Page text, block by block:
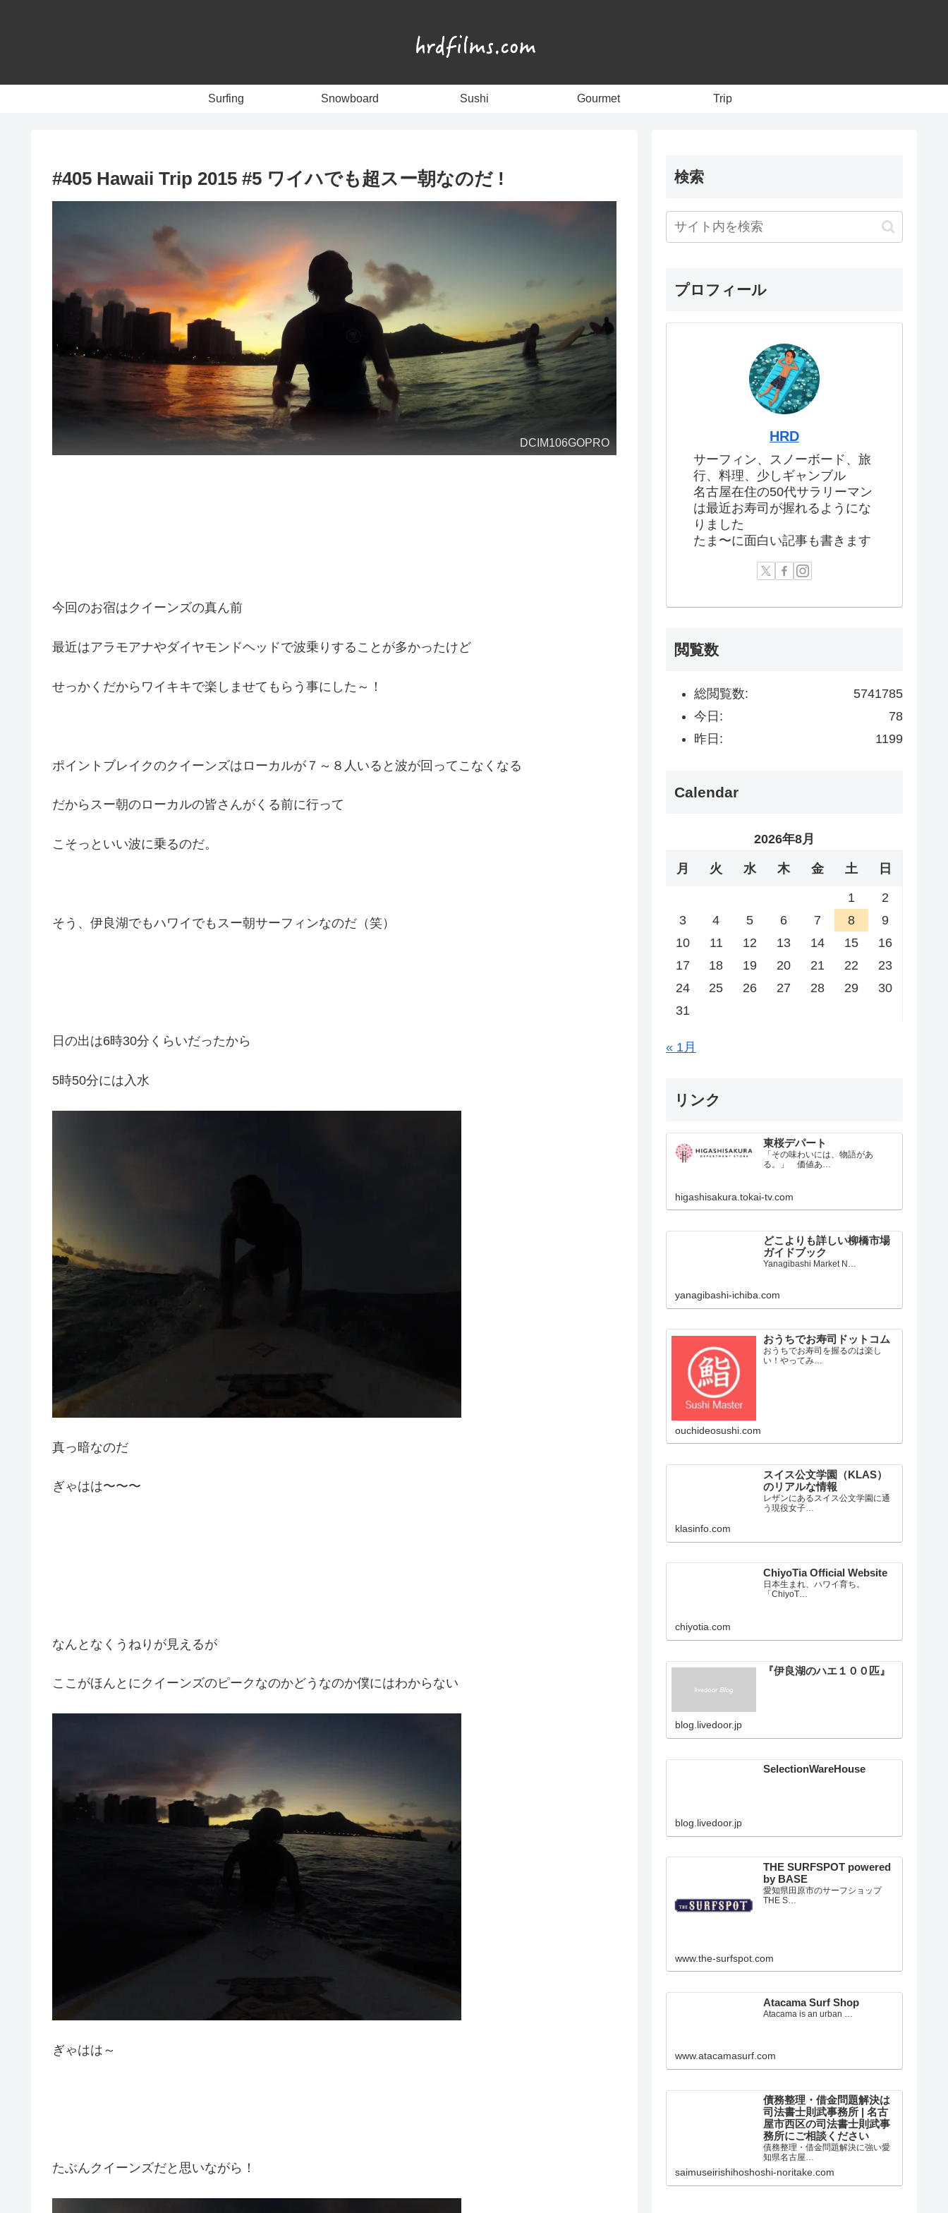
Surfing Snowboard Sushi Gourmet Trip
#405 Hawaii Trip 2015 #5 ワイハでも超スー朝なのだ !
DCIM106GOPRO
今回のお宿はクイーンズの真ん前
最近はアラモアナやダイヤモンドヘッドで波乗りすることが多かったけど
せっかくだからワイキキで楽しませてもらう事にした～！
ポイントブレイクのクイーンズはローカルが７～８人いると波が回ってこなくなる
だからスー朝のローカルの皆さんがくる前に行って
こそっといい波に乗るのだ。
そう、伊良湖でもハワイでもスー朝サーフィンなのだ（笑）
日の出は6時30分くらいだったから
5時50分には入水
真っ暗なのだ
ぎゃはは〜〜〜
なんとなくうねりが見えるが
ここがほんとにクイーンズのピークなのかどうなのか僕にはわからない
ぎゃはは～
たぶんクイーンズだと思いながら！
検索
プロフィール
HRD
サーフィン、スノーボード、旅
行、料理、少しギャンブル
名古屋在住の50代サラリーマン
は最近お寿司が握れるようにな
りました
たま〜に面白い記事も書きます
閲覧数
5741785
総閲覧数:
78
今日:
1199
昨日:
Calendar
2026年8月
月 火 水 木 金 土 日
1
2
3
4 5 6 7 8
9
10
11 12 13 14 15
16
17
18 19 20 21 22
23
24
25 26 27 28 29
30
31
« 1月
リンク
東桜デパート
「その味わいには、物語があ
る。」 価値あ…
higashisakura.tokai-tv.com
どこよりも詳しい柳橋市場
ガイドブック
Yanagibashi Market N…
yanagibashi-ichiba.com
おうちでお寿司ドットコム
おうちでお寿司を握るのは楽し
ouchideosushi.com
スイス公文学園（KLAS）
のリアルな情報
レザンにあるスイス公文学園に通
klasinfo.com
ChiyoTia Official Website
日本生まれ、ハワイ育ち。
chiyotia.com
blog.livedoor.jp
blog.livedoor.jp
THE SURFSPOT powered
by BASE
愛知県田原市のサーフショップ
www.the-surfspot.com
Atacama Surf Shop
www.atacamasurf.com
債務整理・借金問題解決は
司法書士則武事務所 | 名古
屋市西区の司法書士則武事
務所にご相談ください
債務整理・借金問題解決に強い愛
知県名古屋…
saimuseirishihoshoshi-noritake.com